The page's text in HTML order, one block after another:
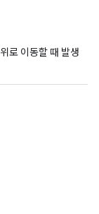
위로 이동할 때 발생